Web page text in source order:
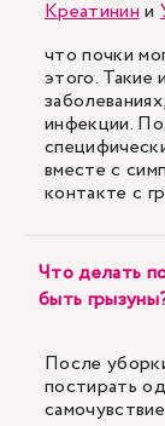
Креатинини
что почки
этого. Такие
инфекции.
вместе с
контакте с
Что делать
быть
После
постирать